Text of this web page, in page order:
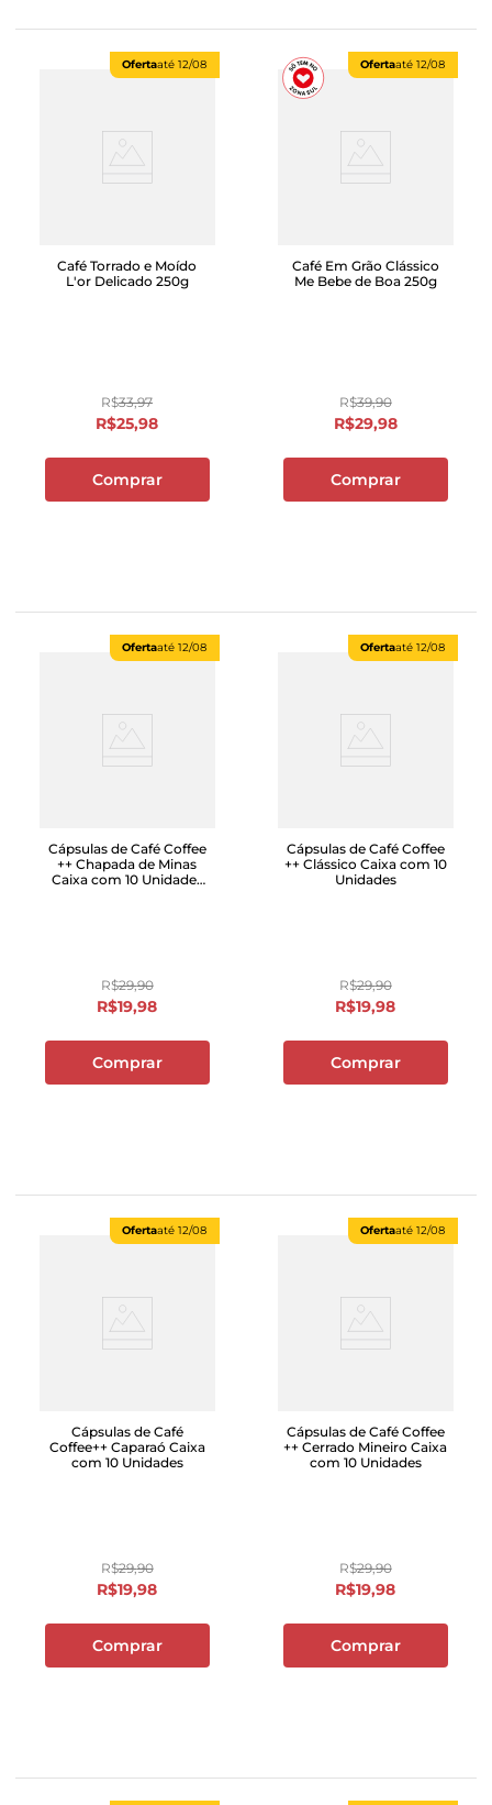
Ofertaaté 12/08
Café Torrado e Moído
L'or Delicado 250g
R$33,97
R$25,98
Comprar
Ofertaaté 12/08
Café Em Grão Clássico
Me Bebe de Boa 250g
R$39,90
R$29,98
Comprar
Ofertaaté 12/08
Cápsulas de Café Coffee
++ Chapada de Minas
Caixa com 10 Unidades
R$29,90
R$19,98
Comprar
Ofertaaté 12/08
Cápsulas de Café Coffee
++ Clássico Caixa com 10
Unidades
R$29,90
R$19,98
Comprar
Ofertaaté 12/08
Cápsulas de Café
Coffee++ Caparaó Caixa
com 10 Unidades
R$29,90
R$19,98
Comprar
Ofertaaté 12/08
Cápsulas de Café Coffee
++ Cerrado Mineiro Caixa
com 10 Unidades
R$29,90
R$19,98
Comprar